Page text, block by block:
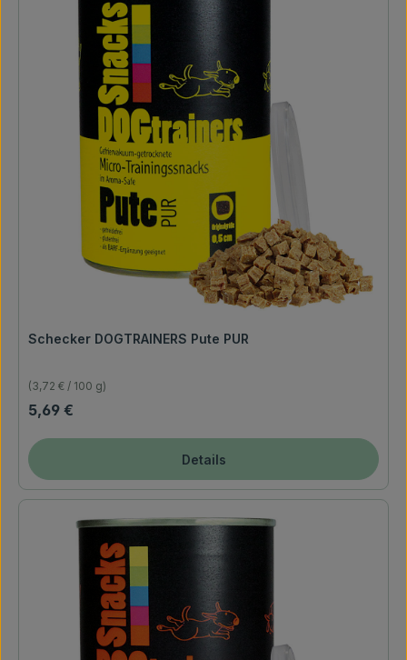
Schecker DOGTRAINERS Pute PUR
(3,72 € / 100 g)
Regulärer Preis:
5,69 €
Details